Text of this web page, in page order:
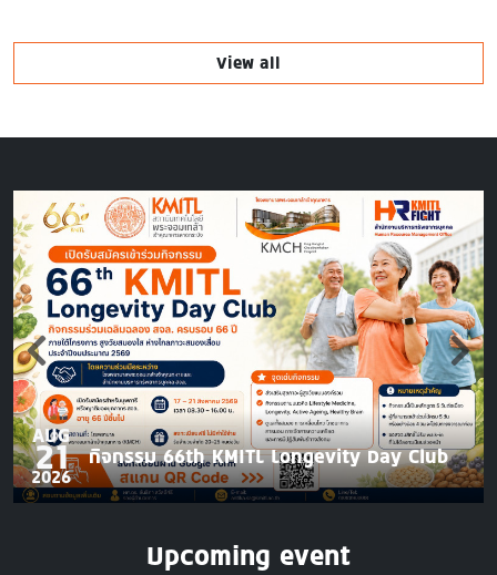
View all
AUG
21
2026
กิจกรรม 66th KMITL Longevity Day Club
Upcoming event